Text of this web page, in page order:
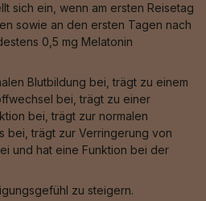
sich ein, wenn am ersten Reisetag
sowie an den ersten Tagen nach
0,5 mg Melatonin
Blutbildung bei, trägt zu einem
bei, trägt zu einer
bei, trägt zur normalen
bei, trägt zur Verringerung von
und hat eine Funktion bei der
zu steigern.